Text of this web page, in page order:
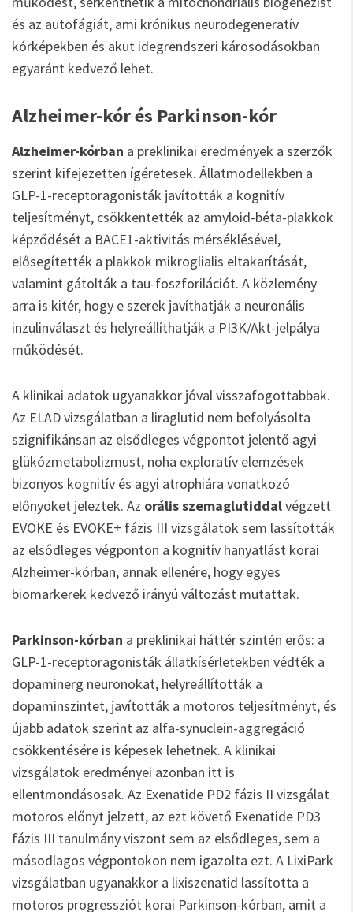
és az autofágiát, ami krónikus neurodegeneratív
kórképekben és akut idegrendszeri károsodásokban
egyaránt kedvező lehet.
Alzheimer-kór és Parkinson-kór
Alzheimer-kórban a preklinikai eredmények a szerzők
szerint kifejezetten ígéretesek. Állatmodellekben a
GLP-1-receptoragonisták javították a kognitív
teljesítményt, csökkentették az amyloid-béta-plakkok
képződését a BACE1-aktivitás mérséklésével,
elősegítették a plakkok mikroglialis eltakarítását,
valamint gátolták a tau-foszforilációt. A közlemény
arra is kitér, hogy e szerek javíthatják a neuronális
inzulinválaszt és helyreállíthatják a PI3K/Akt-jelpálya
működését.
A klinikai adatok ugyanakkor jóval visszafogottabbak.
Az ELAD vizsgálatban a liraglutid nem befolyásolta
szignifikánsan az elsődleges végpontot jelentő agyi
glükózmetabolizmust, noha exploratív elemzések
bizonyos kognitív és agyi atrophiára vonatkozó
előnyöket jeleztek. Az orális szemaglutiddalvégzett
EVOKE és EVOKE+ fázis III vizsgálatok sem lassították
az elsődleges végponton a kognitív hanyatlást korai
Alzheimer-kórban, annak ellenére, hogy egyes
biomarkerek kedvező irányú változást mutattak.
Parkinson-kórban a preklinikai háttér szintén erős: a
GLP-1-receptoragonisták állatkísérletekben védték a
dopaminerg neuronokat, helyreállították a
dopaminszintet, javították a motoros teljesítményt, és
újabb adatok szerint az alfa-synuclein-aggregáció
csökkentésére is képesek lehetnek. A klinikai
vizsgálatok eredményei azonban itt is
ellentmondásosak. Az Exenatide PD2 fázis II vizsgálat
motoros előnyt jelzett, az ezt követő Exenatide PD3
fázis III tanulmány viszont sem az elsődleges, sem a
másodlagos végpontokon nem igazolta ezt. A LixiPark
vizsgálatban ugyanakkor a lixiszenatid lassította a
motoros progressziót korai Parkinson-kórban, amit a